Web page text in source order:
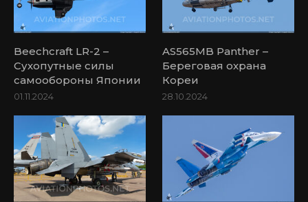
Beechcraft LR-2 –
Сухопутные силы
самообороны Японии
01.11.2024
AS565MB Panther –
Береговая охрана
Кореи
28.10.2024